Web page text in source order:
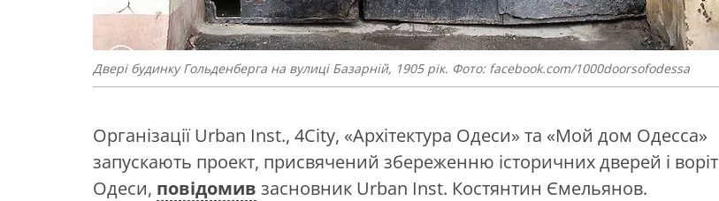
Двері будинку Гольденберга на вулиці Базарній, 1905 рік. Фото: facebook.com/1000doorsofodessa
Організації Urban Inst., 4City, «Архітектура Одеси» та «Мой дом Одесса»
запускають проект, присвячений збереженню історичних дверей і воріт
Одеси, повідомив засновник Urban Inst. Костянтин Ємельянов.